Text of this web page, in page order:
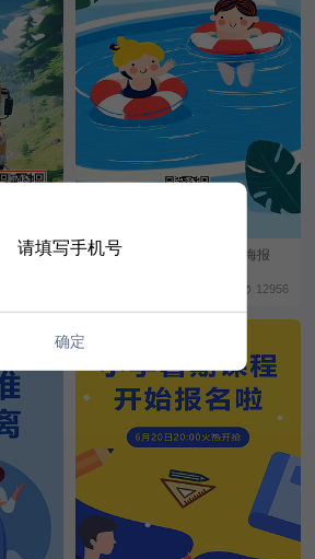
报 暑假游泳课程限时抢购特惠海报
12956
请填写手机号
确定